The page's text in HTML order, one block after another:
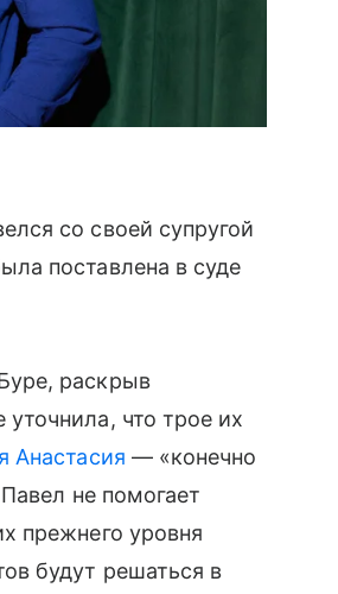
со своей супругой
поставлена в суде
раскрыв
что трое их
Анастасия — «конечно
не помогает
прежнего уровня
будут решаться в